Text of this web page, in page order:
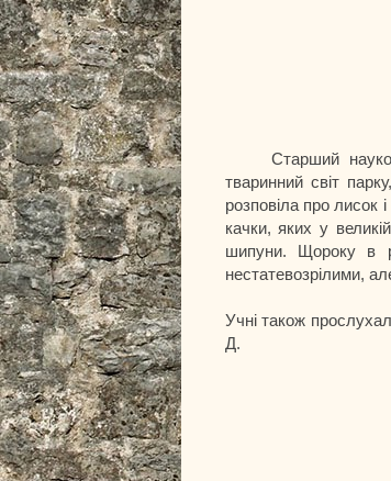
Старший
тваринний світ
розповіла про лисок
качки, яких у
шипуни. Щороку в
нестатевозрілими,
Учні також
Д.